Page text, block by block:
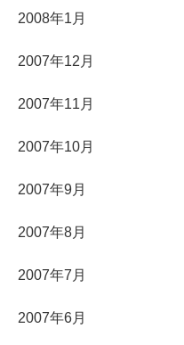
2008年1月
2007年12月
2007年11月
2007年10月
2007年9月
2007年8月
2007年7月
2007年6月